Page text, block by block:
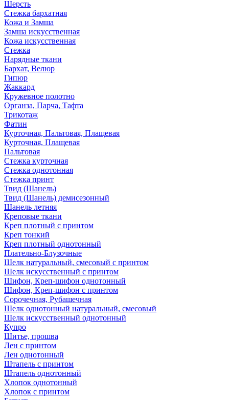
Шерсть
Стежка бархатная
Кожа и Замша
Замша искусственная
Кожа искусственная
Стежка
Нарядные ткани
Бархат, Велюр
Гипюр
Жаккард
Кружевное полотно
Органза, Парча, Тафта
Трикотаж
Фатин
Курточная, Пальтовая, Плащевая
Курточная, Плащевая
Пальтовая
Стежка курточная
Стежка однотонная
Стежка принт
Твид (Шанель)
Твид (Шанель) демисезонный
Шанель летняя
Креповые ткани
Креп плотный с принтом
Креп тонкий
Креп плотный однотонный
Плательно-Блузочные
Шелк натуральный, смесовый с принтом
Шелк искусственный с принтом
Шифон, Креп-шифон однотонный
Шифон, Креп-шифон с принтом
Сорочечная, Рубашечная
Шелк однотонный натуральный, смесовый
Шелк искусственный однотонный
Купро
Шитье, прошва
Лен с принтом
Лен однотонный
Штапель с принтом
Штапель однотонный
Хлопок однотонный
Хлопок с принтом